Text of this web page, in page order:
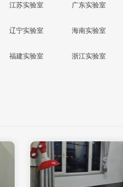
江苏实验室 广东实验室
辽宁实验室 海南实验室
福建实验室 浙江实验室